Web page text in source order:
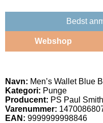
Bedst
Webshop
Navn: Men’s Wallet Blue
Kategori: Punge
Producent: PS Paul Smith
Varenummer:
EAN: 9999999998846